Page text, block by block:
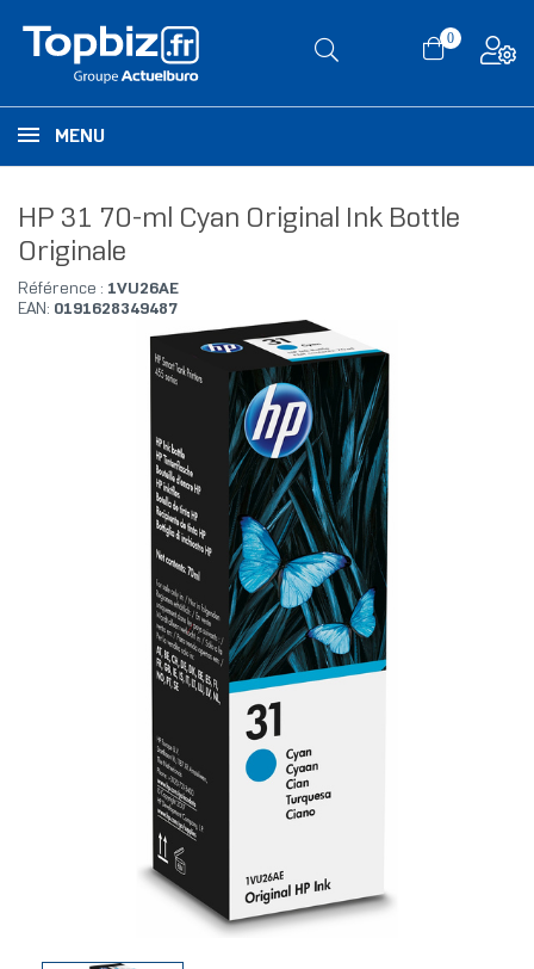
0
MENU
HP 31 70-ml Cyan Original Ink Bottle
Originale
Référence : 1VU26AE
EAN: 0191628349487